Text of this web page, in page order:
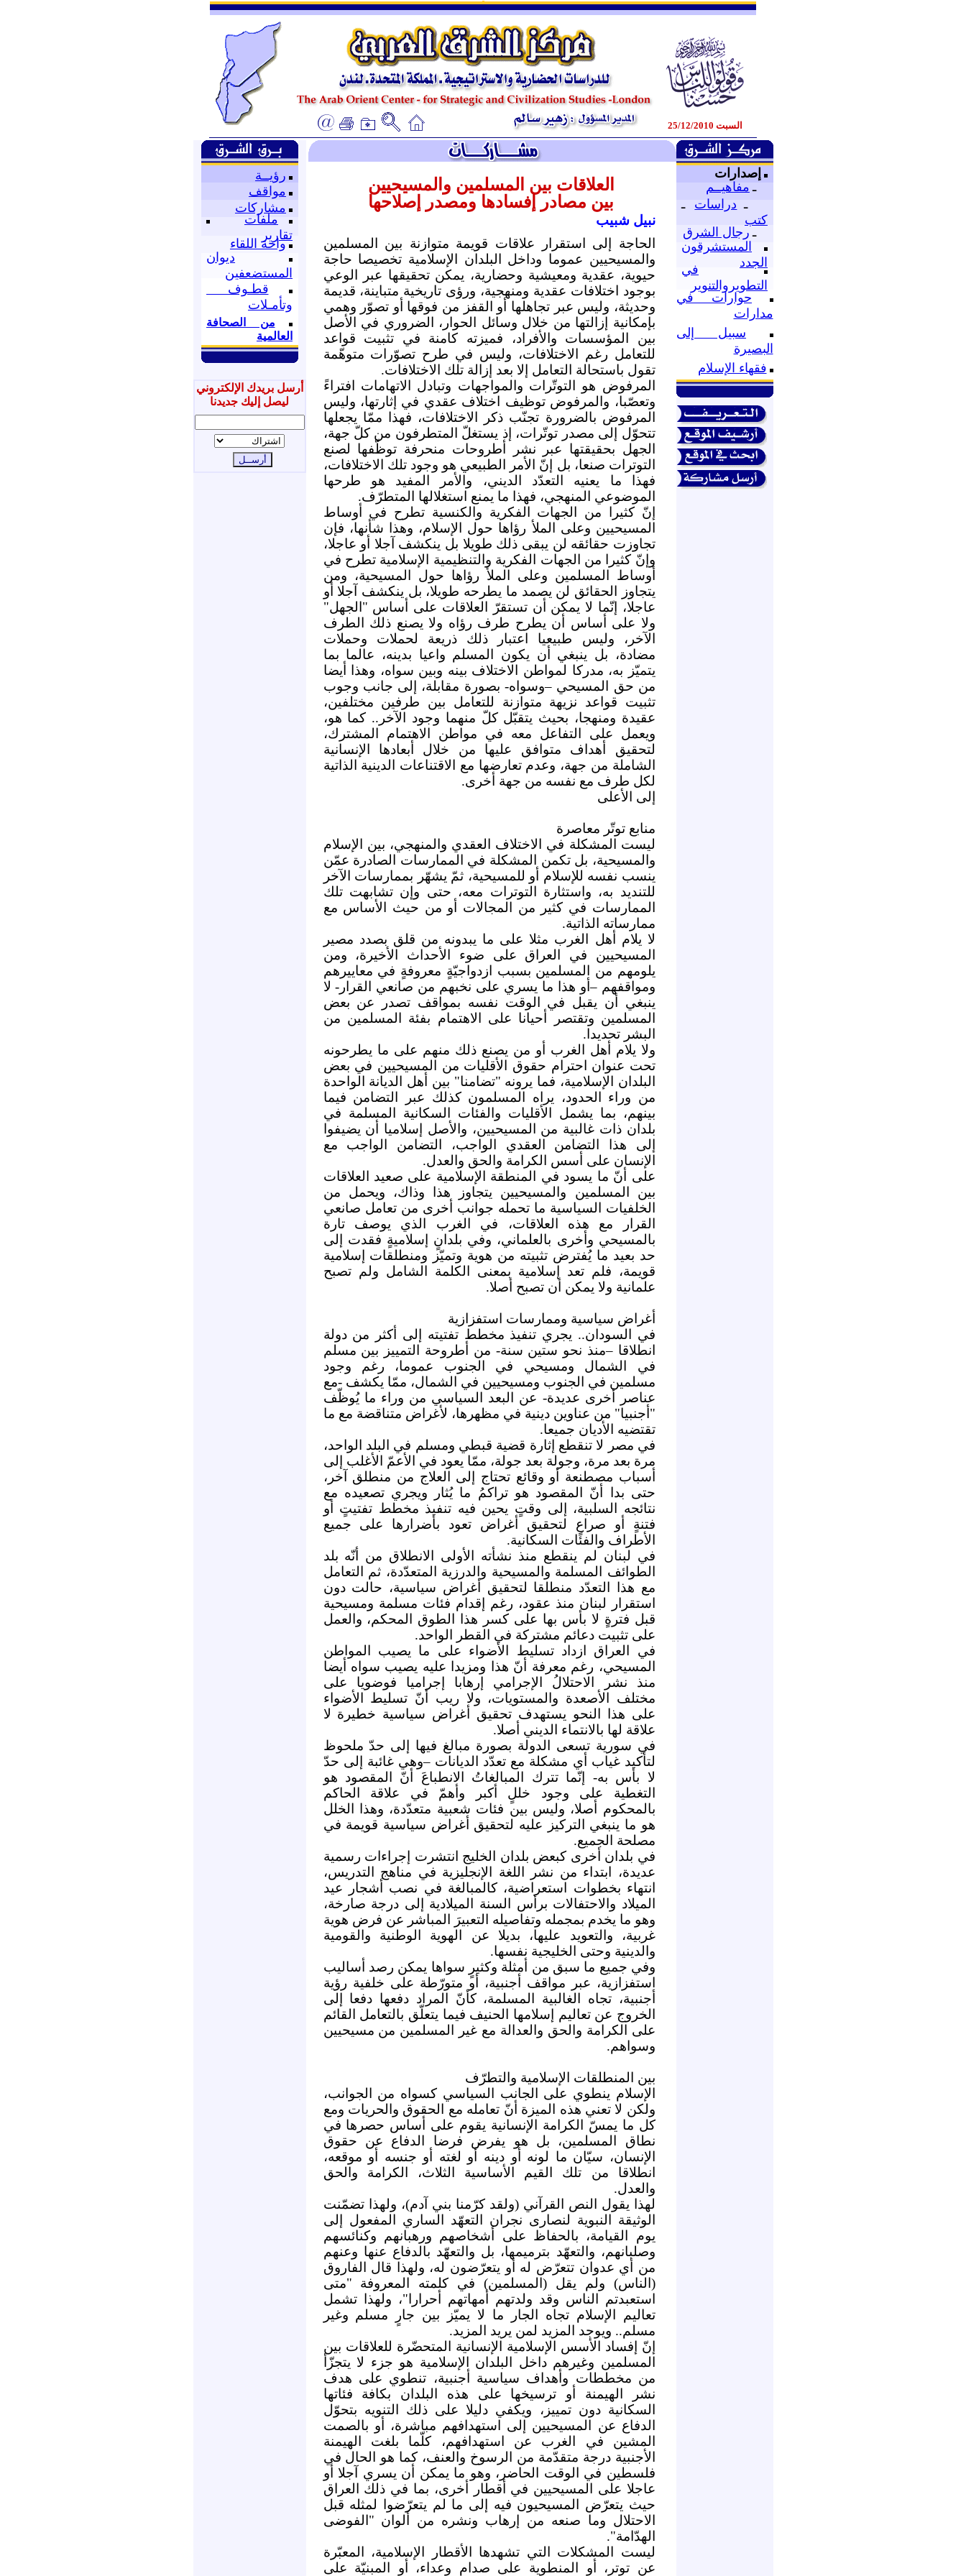
ـ
ـ
السبت 25/12/2010
رؤيــة
مواقف
مشاركات
ملفات
تقارير
واحة اللقاء
ديوان
المستضعفين
قطـوف
وتأمـلات
من الصحافة
العالمية
أرسل بريدك الإلكتروني
ليصل إليك جديدنا
إصدارات
ـ مفاهيــم
ـ دراسات
ـ
كتب
ـ رجال الشرق
المستشرقون
الجدد
في
التطويروالتنوير
حوارات في
مدارات
سبيل إلى
البصيرة
فقهاء الإسلام
العلاقات بين المسلمين والمسيحيين
بين مصادر إفسادها ومصدر إصلاحها
نبيل شبيب
الحاجة إلى استقرار علاقات قويمة متوازنة بين المسلمين
والمسيحيين عموما وداخل البلدان الإسلامية تخصيصا حاجة
حيوية، عقدية ومعيشية وحضارية، يمكن تحقيقها عبر الوعي
بوجود اختلافات عقدية ومنهجية، ورؤى تاريخية متباينة، قديمة
وحديثة، وليس عبر تجاهلها أو القفز من فوقها أو تصوّر وهمي
بإمكانية إزالتها من خلال وسائل الحوار، الضروري في الأصل
بين المؤسسات والأفراد، فميزته كامنة في تثبيت قواعد
للتعامل رغم الاختلافات، وليس في طرح تصوّرات متوهّمة
تقول باستحالة التعامل إلا بعد إزالة تلك الاختلافات.
المرفوض هو التوتّرات والمواجهات وتبادل الاتهامات افتراءً
وتعصّبا، والمرفوض توظيف اختلاف عقدي في إثارتها، وليس
المرفوض بالضرورة تجنّب ذكر الاختلافات، فهذا ممّا يجعلها
تتحوّل إلى مصدر توتّرات، إذ يستغلّ المتطرفون من كلّ جهة،
الجهل بحقيقتها عبر نشر أطروحات منحرفة توظّفها لصنع
التوترات صنعا، بل إنّ الأمر الطبيعي هو وجود تلك الاختلافات،
فهذا ما يعنيه التعدّد الديني، والأمر المفيد هو طرحها
الموضوعي المنهجي، فهذا ما يمنع استغلالها المتطرّف.
إنّ كثيرا من الجهات الفكرية والكنسية تطرح في أوساط
المسيحيين وعلى الملأ رؤاها حول الإسلام، وهذا شأنها، فإن
تجاوزت حقائقه لن يبقى ذلك طويلا بل ينكشف آجلا أو عاجلا،
وإنّ كثيرا من الجهات الفكرية والتنظيمية الإسلامية تطرح في
أوساط المسلمين وعلى الملأ رؤاها حول المسيحية، ومن
يتجاوز الحقائق لن يصمد ما يطرحه طويلا، بل ينكشف آجلا أو
عاجلا، إنّما لا يمكن أن تستقرّ العلاقات على أساس "الجهل"
ولا على أساس أن يطرح طرف رؤاه ولا يصنع ذلك الطرف
الآخر، وليس طبيعيا اعتبار ذلك ذريعة لحملات وحملات
مضادة، بل ينبغي أن يكون المسلم واعيا بدينه، عالما بما
يتميّز به، مدركا لمواطن الاختلاف بينه وبين سواه، وهذا أيضا
من حق المسيحي –وسواه- بصورة مقابلة، إلى جانب وجوب
تثبيت قواعد نزيهة متوازنة للتعامل بين طرفين مختلفين،
عقيدة ومنهجا، بحيث يتقبّل كلّ منهما وجود الآخر.. كما هو،
ويعمل على التفاعل معه في مواطن الاهتمام المشترك،
لتحقيق أهداف متوافق عليها من خلال أبعادها الإنسانية
الشاملة من جهة، وعدم تعارضها مع الاقتناعات الدينية الذاتية
لكل طرف مع نفسه من جهة أخرى.
إلى الأعلى
منابع توتّر معاصرة
ليست المشكلة في الاختلاف العقدي والمنهجي، بين الإسلام
والمسيحية، بل تكمن المشكلة في الممارسات الصادرة عمّن
ينسب نفسه للإسلام أو للمسيحية، ثمّ يشهّر بممارسات الآخر
للتنديد به، واستثارة التوترات معه، حتى وإن تشابهت تلك
الممارسات في كثير من المجالات أو من حيث الأساس مع
ممارساته الذاتية.
لا يلام أهل الغرب مثلا على ما يبدونه من قلق بصدد مصير
المسيحيين في العراق على ضوء الأحداث الأخيرة، ومن
يلومهم من المسلمين بسبب ازدواجيّةٍ معروفةٍ في معاييرهم
ومواقفهم –أو هذا ما يسري على نخبهم من صانعي القرار- لا
ينبغي أن يقبل في الوقت نفسه بمواقف تصدر عن بعض
المسلمين وتقتصر أحيانا على الاهتمام بفئة المسلمين من
البشر تحديدا.
ولا يلام أهل الغرب أو من يصنع ذلك منهم على ما يطرحونه
تحت عنوان احترام حقوق الأقليات من المسيحيين في بعض
البلدان الإسلامية، فما يرونه "تضامنا" بين أهل الديانة الواحدة
من وراء الحدود، يراه المسلمون كذلك عبر التضامن فيما
بينهم، بما يشمل الأقليات والفئات السكانية المسلمة في
بلدان ذات غالبية من المسيحيين، والأصل إسلاميا أن يضيفوا
إلى هذا التضامن العقدي الواجب، التضامن الواجب مع
الإنسان على أسس الكرامة والحق والعدل.
على أنّ ما يسود في المنطقة الإسلامية على صعيد العلاقات
بين المسلمين والمسيحيين يتجاوز هذا وذاك، ويحمل من
الخلفيات السياسية ما تحمله جوانب أخرى من تعامل صانعي
القرار مع هذه العلاقات، في الغرب الذي يوصف تارة
بالمسيحي وأخرى بالعلماني، وفي بلدانٍ إسلاميةٍ فقدت إلى
حد بعيد ما يُفترض تثبيته من هوية وتميّز ومنطلقات إسلامية
قويمة، فلم تعد إسلامية بمعنى الكلمة الشامل ولم تصبح
علمانية ولا يمكن أن تصبح أصلا.
أغراض سياسية وممارسات استفزازية
في السودان.. يجري تنفيذ مخطط تفتيته إلى أكثر من دولة
انطلاقا –منذ نحو ستين سنة- من أطروحة التمييز بين مسلم
في الشمال ومسيحي في الجنوب عموما، رغم وجود
مسلمين في الجنوب ومسيحيين في الشمال، ممّا يكشف -مع
عناصر أخرى عديدة- عن البعد السياسي من وراء ما يُوظّف
"أجنبيا" من عناوين دينية في مظهرها، لأغراض متناقضة مع ما
تقتضيه الأديان جميعا.
في مصر لا تنقطع إثارة قضية قبطي ومسلم في البلد الواحد،
مرة بعد مرة، وجولة بعد جولة، ممّا يعود في الأعمّ الأغلب إلى
أسباب مصطنعة أو وقائع تحتاج إلى العلاج من منطلق آخر،
حتى بدا أنّ المقصود هو تراكمُ ما يُثار ويجري تصعيده مع
نتائجه السلبية، إلى وقتٍ يحين فيه تنفيذ مخطط تفتيتٍ أو
فتنةٍ أو صراعٍ لتحقيق أغراض تعود بأضرارها على جميع
الأطراف والفئات السكانية.
في لبنان لم ينقطع منذ نشأته الأولى الانطلاق من أنّه بلد
الطوائف المسلمة والمسيحية والدرزية المتعدّدة، ثم التعامل
مع هذا التعدّد منطلقا لتحقيق أغراض سياسية، حالت دون
استقرار لبنان منذ عقود، رغم إقدام فئات مسلمة ومسيحية
قبل فترةٍ لا بأس بها على كسر هذا الطوق المحكم، والعمل
على تثبيت دعائم مشتركة في القطر الواحد.
في العراق ازداد تسليط الأضواء على ما يصيب المواطن
المسيحي، رغم معرفة أنّ هذا ومزيدا عليه يصيب سواه أيضا
منذ نشر الاحتلالُ الإجرامي إرهابا إجراميا فوضويا على
مختلف الأصعدة والمستويات، ولا ريب أنّ تسليط الأضواء
على هذا النحو يستهدف تحقيق أغراض سياسية خطيرة لا
علاقة لها بالانتماء الديني أصلا.
في سورية تسعى الدولة بصورة مبالغ فيها إلى حدّ ملحوظ
لتأكيد غياب أي مشكلة مع تعدّد الديانات –وهي غائبة إلى حدّ
لا بأس به- إنّما تترك المبالغاتُ الانطباعَ أنّ المقصود هو
التغطية على وجود خللٍ أكبر وأهمّ في علاقة الحاكم
بالمحكوم أصلا، وليس بين فئات شعبية متعدّدة، وهذا الخلل
هو ما ينبغي التركيز عليه لتحقيق أغراض سياسية قويمة في
مصلحة الجميع.
في بلدان أخرى كبعض بلدان الخليج انتشرت إجراءات رسمية
عديدة، ابتداء من نشر اللغة الإنجليزية في مناهج التدريس،
انتهاء بخطوات استعراضية، كالمبالغة في نصب أشجار عيد
الميلاد والاحتفالات برأس السنة الميلادية إلى درجة صارخة،
وهو ما يخدم بمجمله وتفاصيله التعبيرَ المباشر عن فرض هوية
غربية، والتعويد عليها، بديلا عن الهوية الوطنية والقومية
والدينية وحتى الخليجية نفسها.
وفي جميع ما سبق من أمثلة وكثيرٍ سواها يمكن رصد أساليب
استفزازية، عبر مواقف أجنبية، أو متورّطة على خلفية رؤية
أجنبية، تجاه الغالبية المسلمة، كأنّ المراد دفعها دفعا إلى
الخروج عن تعاليم إسلامها الحنيف فيما يتعلّق بالتعامل القائم
على الكرامة والحق والعدالة مع غير المسلمين من مسيحيين
وسواهم.
بين المنطلقات الإسلامية والتطرّف
الإسلام ينطوي على الجانب السياسي كسواه من الجوانب،
ولكن لا تعني هذه الميزة أنّ تعامله مع الحقوق والحريات ومع
كل ما يمسّ الكرامة الإنسانية يقوم على أساس حصرها في
نطاق المسلمين، بل هو يفرض فرضا الدفاع عن حقوق
الإنسان، سيّان ما لونه أو دينه أو لغته أو جنسه أو موقعه،
انطلاقا من تلك القيم الأساسية الثلاث، الكرامة والحق
والعدل.
لهذا يقول النص القرآني (ولقد كرّمنا بني آدم)، ولهذا تضمّنت
الوثيقة النبوية لنصارى نجران التعهّد الساري المفعول إلى
يوم القيامة، بالحفاظ على أشخاصهم ورهبانهم وكنائسهم
وصلبانهم، والتعهّد بترميمها، بل والتعهّد بالدفاع عنها وعنهم
من أي عدوان تتعرّض له أو يتعرّضون له، ولهذا قال الفاروق
(الناس) ولم يقل (المسلمين) في كلمته المعروفة "متى
استعبدتم الناس وقد ولدتهم أمهاتهم أحرارا"، ولهذا تشمل
تعاليم الإسلام تجاه الجار ما لا يميّز بين جارٍ مسلم وغير
مسلم.. ويوجد المزيد لمن يريد المزيد.
إنّ إفساد الأسس الإسلامية الإنسانية المتحضّرة للعلاقات بين
المسلمين وغيرهم داخل البلدان الإسلامية هو جزء لا يتجزّأ
من مخططات وأهداف سياسية أجنبية، تنطوي على هدف
نشر الهيمنة أو ترسيخها على هذه البلدان بكافة فئاتها
السكانية دون تمييز، ويكفي دليلا على ذلك التنويه بتحوّل
الدفاع عن المسيحيين إلى استهدافهم مباشرة، أو بالصمت
المشين في الغرب عن استهدافهم، كلّما بلغت الهيمنة
الأجنبية درجة متقدّمة من الرسوخ والعنف، كما هو الحال في
فلسطين في الوقت الحاضر، وهو ما يمكن أن يسري آجلا أو
عاجلا على المسيحيين في أقطار أخرى، بما في ذلك العراق
حيث يتعرّض المسيحيون فيه إلى ما لم يتعرّضوا لمثله قبل
الاحتلال وما صنعه من إرهاب ونشره من ألوان "الفوضى
الهدّامة".
ليست المشكلات التي تشهدها الأقطار الإسلامية، المعبّرة
عن توتر، أو المنطوية على صدام وعداء، أو المبنيّة على